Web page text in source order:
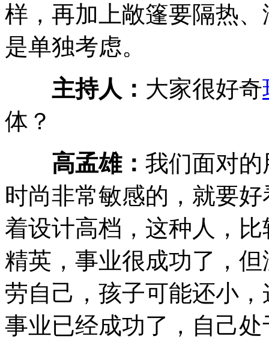
样，再加上敞篷要隔热
是单独考虑。
主持人： 大家很好奇
体？
高孟雄： 我们面对
时尚非常敏感的，就要
着设计高档，这种人，
精英，事业很成功了，
劳自己，孩子可能还小
事业已经成功了，自己